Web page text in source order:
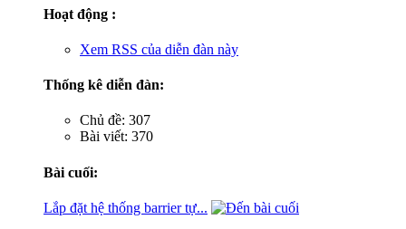
Hoạt động :
Xem RSS của diễn đàn này
Thống kê diễn đàn:
Chủ đề: 307
Bài viết: 370
Bài cuối:
Lắp đặt hệ thống barrier tự...